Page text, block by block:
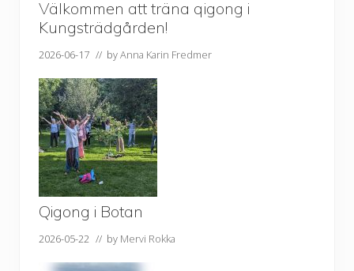
Välkommen att träna qigong i
Kungsträdgården!
2026-06-17 // byAnna Karin Fredmer
Qigong i Botan
2026-05-22 // by Mervi Rokka